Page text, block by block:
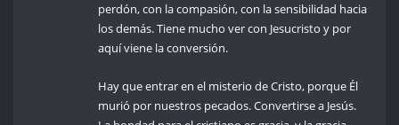
perdón, con la compasión, con la sensibilidad hacia
los demás. Tiene mucho ver con Jesucristo y por
aquí viene la conversión.
Hay que entrar en el misterio de Cristo, porque Él
murió por nuestros pecados. Convertirse a Jesús.